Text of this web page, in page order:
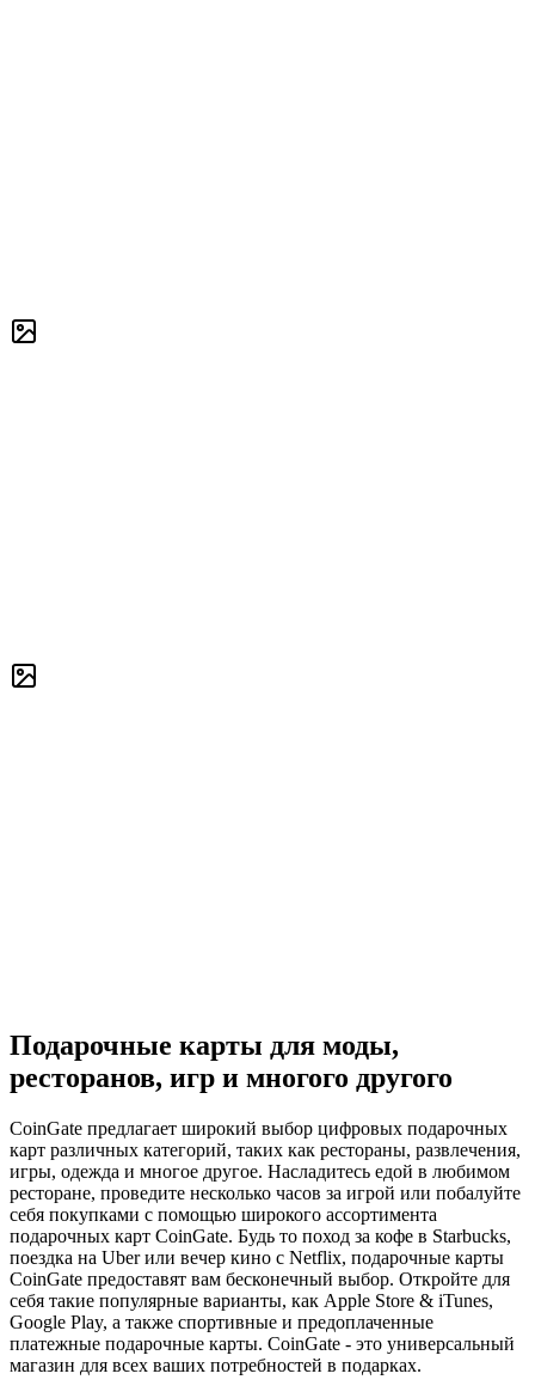
Подарочные карты для моды,
ресторанов, игр и многого другого
CoinGate предлагает широкий выбор цифровых подарочных
карт различных категорий, таких как рестораны, развлечения,
игры, одежда и многое другое. Насладитесь едой в любимом
ресторане, проведите несколько часов за игрой или побалуйте
себя покупками с помощью широкого ассортимента
подарочных карт CoinGate. Будь то поход за кофе в Starbucks,
поездка на Uber или вечер кино с Netflix, подарочные карты
CoinGate предоставят вам бесконечный выбор. Откройте для
себя такие популярные варианты, как Apple Store & iTunes,
Google Play, а также спортивные и предоплаченные
платежные подарочные карты. CoinGate - это универсальный
магазин для всех ваших потребностей в подарках.